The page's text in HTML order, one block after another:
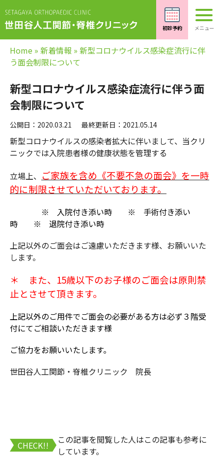
Home » 新着情報 » 新型コロナウイルス感染症流行に伴
う面会制限について
新型コロナウイルス感染症流行に伴う面
会制限について
公開日：2020.03.21 最終更新日：2021.05.14
新型コロナウイルスの感染者拡大に伴いまして、当クリ
ニックでは入院患者様の健康状態を管理する
立場上、 ご家族を含め《不要不急の面会》を一時
的に制限させていただいております。
※ 入院付き添い時 ※ 手術付き添い
時 ※ 退院付き添い時
上記以外のご面会はご遠慮いただきます様、お願いいた
します。
＊ また、15歳以下のお子様のご面会は原則禁
止とさせて頂きます。
上記以外のご用件でご面会の必要がある方は必ず３階受
付にてご相談いただきます様
ご協力をお願いいたします。
世田谷人工関節・脊椎クリニック 院長
CHECK!!
この記事を閲覧した人はこの記事も参考に
しています。